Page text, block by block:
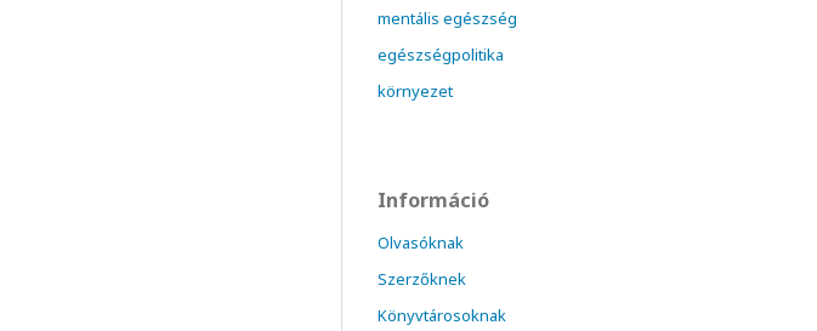
mentális egészség
egészségpolitika
környezet
Információ
Olvasóknak
Szerzőknek
Könyvtárosoknak